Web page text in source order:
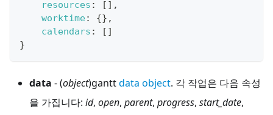
resources : [ ] ,
worktime: {} ,
calendars : [ ]
}
data - (object)ganttdata object. 각 작업은 다음 속성
을 가집니다: id, open, parent, progress, start_date,